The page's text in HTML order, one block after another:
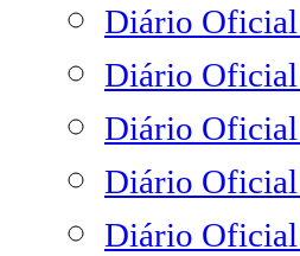
Diário
Diário
Diário
Diário
Diário